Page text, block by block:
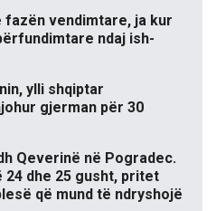
fazën vendimtare, ja kur
ndaj ish-
ylli shqiptar
gjerman për 30
Qeverinë në Pogradec.
dhe 25 gusht, pritet
që mund të ndryshojë